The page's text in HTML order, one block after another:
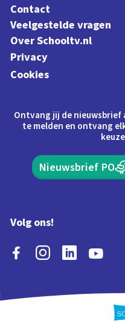
Contact
Veelgestelde vragen
Over Schooltv.nl
Privacy
Cookies
Ontvang jij de nieuwsbrief
te melden en ontvang
Nieuwsbrief PO
Volg ons!